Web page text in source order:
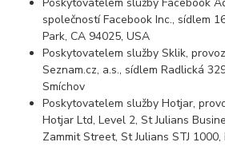
společností Facebook Inc., sídlem
Park, CA 94025, USA
Poskytovatelem služby Sklik,
Seznam.cz, a.s., sídlem Radlická
Smíchov
Poskytovatelem služby Hotjar,
Hotjar Ltd, Level 2, St Julians
Zammit Street, St Julians STJ